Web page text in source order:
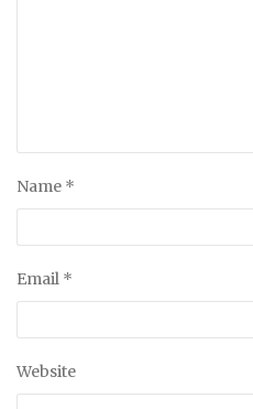
Name *
Email *
Website